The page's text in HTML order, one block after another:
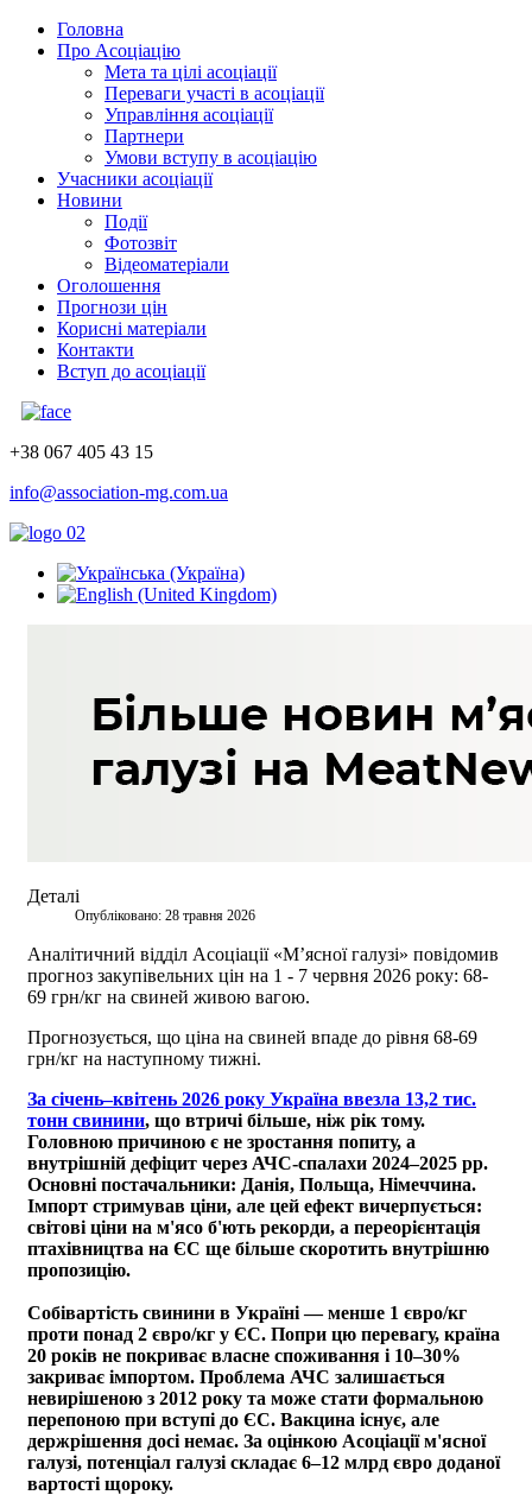
Головна
Про Асоціацію
Мета та цілі асоціації
Переваги участі в асоціації
Управління асоціації
Партнери
Умови вступу в асоціацію
Учасники асоціації
Новини
Події
Фотозвіт
Відеоматеріали
Оголошення
Прогнози цін
Корисні матеріали
Контакти
Вступ до асоціації
+38 067 405 43 15
info@association-mg.com.ua
Деталі
Опубліковано: 28 травня 2026
Аналітичний відділ Асоціації «М’ясної галузі» повідомив
прогноз закупівельних цін на 1 - 7 червня 2026 року: 68-
69 грн/кг на свиней живою вагою.
Прогнозується, що ціна на свиней впаде до рівня 68-69
грн/кг на наступному тижні.
За січень–квітень 2026 року Україна ввезла 13,2 тис.
тонн свинини, що втричі більше, ніж рік тому.
Головною причиною є не зростання попиту, а
внутрішній дефіцит через АЧС-спалахи 2024–2025 рр.
Основні постачальники: Данія, Польща, Німеччина.
Імпорт стримував ціни, але цей ефект вичерпується:
світові ціни на м'ясо б'ють рекорди, а переорієнтація
птахівництва на ЄС ще більше скоротить внутрішню
пропозицію.
Собівартість свинини в Україні — менше 1 євро/кг
проти понад 2 євро/кг у ЄС. Попри цю перевагу, країна
20 років не покриває власне споживання і 10–30%
закриває імпортом. Проблема АЧС залишається
невирішеною з 2012 року та може стати формальною
перепоною при вступі до ЄС. Вакцина існує, але
держрішення досі немає. За оцінкою Асоціації м'ясної
галузі, потенціал галузі складає 6–12 млрд євро доданої
вартості щороку.